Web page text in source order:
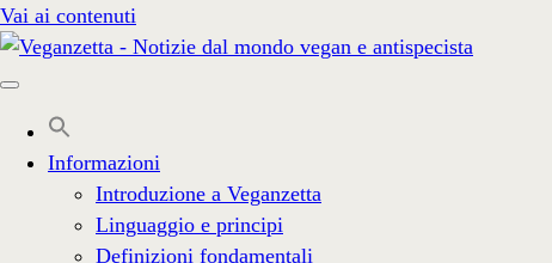
Vai ai contenuti
Informazioni
Introduzione a Veganzetta
Linguaggio e principi
Definizioni fondamentali